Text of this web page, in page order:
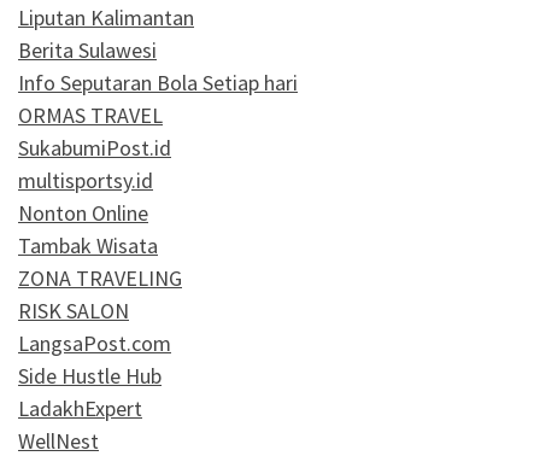
Liputan Kalimantan
Berita Sulawesi
Info Seputaran Bola Setiap hari
ORMAS TRAVEL
SukabumiPost.id
multisportsy.id
Nonton Online
Tambak Wisata
ZONA TRAVELING
RISK SALON
LangsaPost.com
Side Hustle Hub
LadakhExpert
WellNest